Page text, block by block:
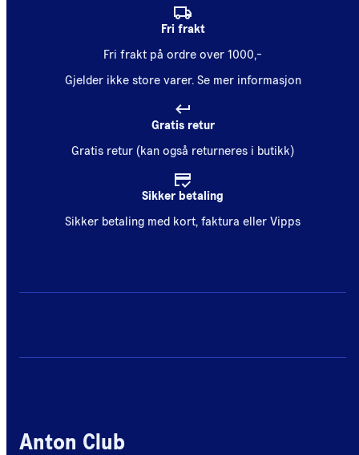
Fri frakt
Fri frakt på ordre over 1000,-
Gjelder ikke store varer. Se mer informasjon
Gratis retur
Gratis retur (kan også returneres i butikk)
Sikker betaling
Sikker betaling med kort, faktura eller Vipps
Anton Club